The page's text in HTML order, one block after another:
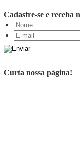
Cadastre-se e receba
Curta nossa página!